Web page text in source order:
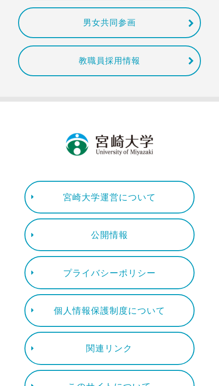
男女共同参画
教職員採用情報
宮崎大学運営について
公開情報
プライバシーポリシー
個人情報保護制度について
関連リンク